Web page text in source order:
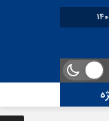
برای آینده ترانزیت